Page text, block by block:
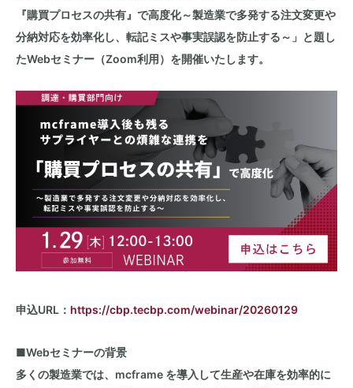
『購買プロセスの共有』で高度化～製造業で多発する注文変更や
分納対応を効率化し、転記ミスや事実誤認を防止する～」と題し
たWebセミナー（Zoom利用）を開催いたします。
申込URL： https://cbp.tecbp.com/webinar/20260129
■Webセミナーの背景
多くの製造業では、 mcframe を導入して生産や在庫を効率的に